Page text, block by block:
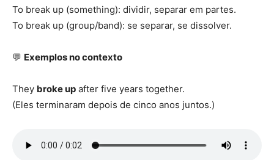
To break up (something): dividir, separar em partes.
To break up (group/band): se separar, se dissolver.
💬 Exemplos no contexto
They broke up after five years together.
(Eles terminaram depois de cinco anos juntos.)